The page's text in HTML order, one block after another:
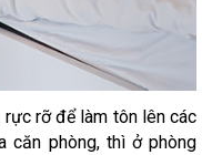
rỡ để làm tôn lên các
căn phòng, thì ở phòng